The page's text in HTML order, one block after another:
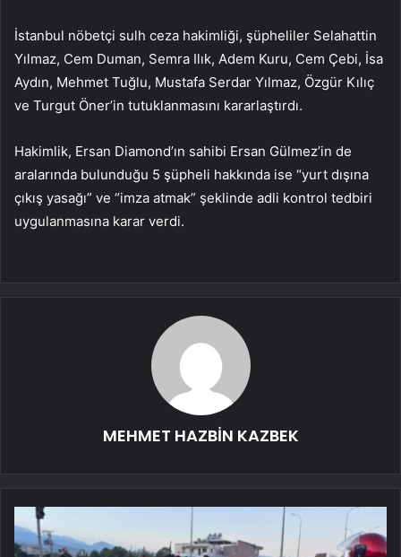
İstanbul nöbetçi sulh ceza hakimliği, şüpheliler Selahattin
Yılmaz, Cem Duman, Semra Ilık, Adem Kuru, Cem Çebi, İsa
Aydın, Mehmet Tuğlu, Mustafa Serdar Yılmaz, Özgür Kılıç
ve Turgut Öner’in tutuklanmasını kararlaştırdı.
Hakimlik, Ersan Diamond’ın sahibi Ersan Gülmez’in de
aralarında bulunduğu 5 şüpheli hakkında ise “yurt dışına
çıkış yasağı” ve “imza atmak” şeklinde adli kontrol tedbiri
uygulanmasına karar verdi.
MEHMET HAZBİN KAZBEK